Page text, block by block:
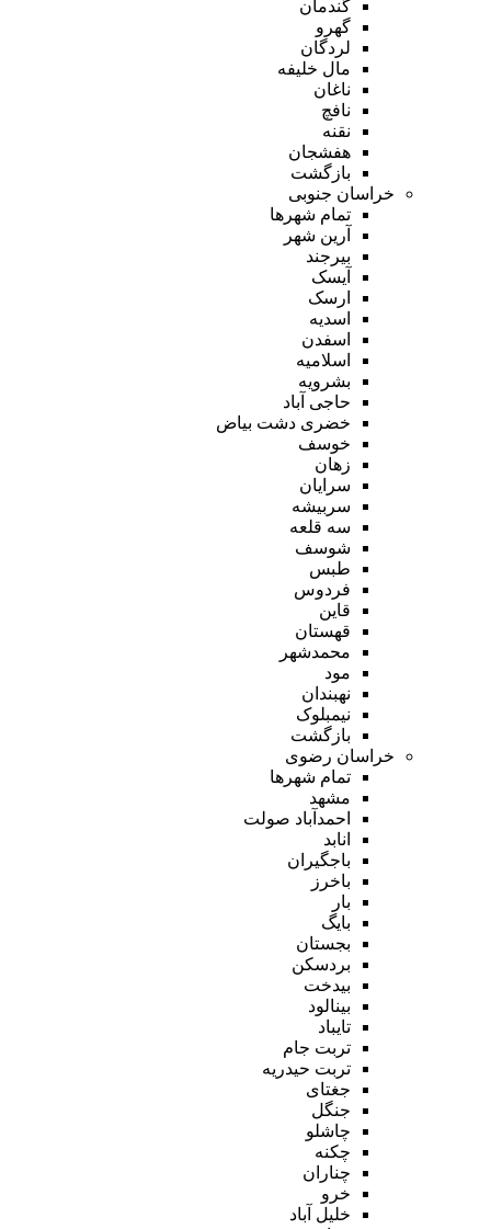
گندمان
گهرو
لردگان
مال خلیفه
ناغان
نافچ
نقنه
هفشجان
بازگشت
خراسان جنوبی
تمام شهر‌ها
آرین شهر
بیرجند
آیسک
ارسک
اسدیه
اسفدن
اسلامیه
بشرویه
حاجی آباد
خضری دشت بیاض
خوسف
زهان
سرایان
سربیشه
سه قلعه
شوسف
طبس
فردوس
قاین
قهستان
محمدشهر
مود
نهبندان
نیمبلوک
بازگشت
خراسان رضوی
تمام شهر‌ها
مشهد
احمدآباد صولت
انابد
باجگیران
باخرز
بار
بایگ
بجستان
بردسکن
بیدخت
بینالود
تایباد
تربت جام
تربت حیدریه
جغتای
جنگل
چاشلو
چکنه
چناران
خرو
خلیل آباد